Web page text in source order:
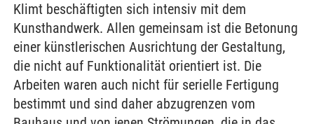
Klimt beschäftigten sich intensiv mit dem
Kunsthandwerk. Allen gemeinsam ist die Betonung
einer künstlerischen Ausrichtung der Gestaltung,
die nicht auf Funktionalität orientiert ist. Die
Arbeiten waren auch nicht für serielle Fertigung
bestimmt und sind daher abzugrenzen vom